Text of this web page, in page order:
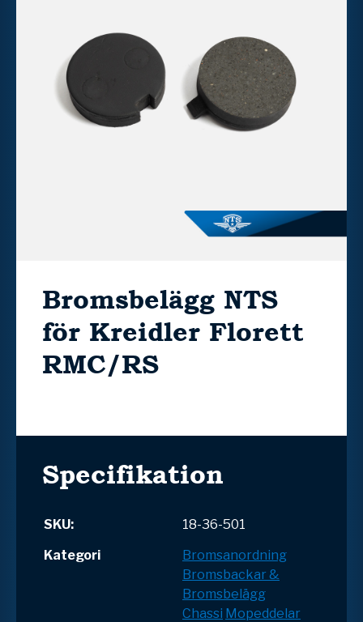
Bromsbelägg NTS
för Kreidler Florett
RMC/RS
Specifikation
SKU:
18-36-501
Kategori
Bromsanordning
Bromsbackar &
Bromsbelägg
Chassi Mopeddelar